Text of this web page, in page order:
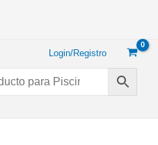
Login/Registro